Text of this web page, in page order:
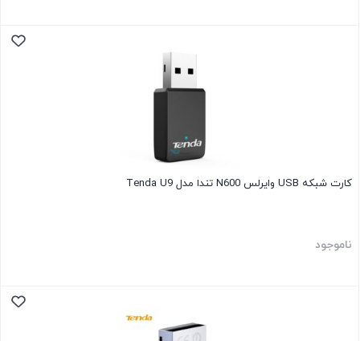
کارت شبکه USB وایرلس N600 تندا مدل Tenda U9
ناموجود